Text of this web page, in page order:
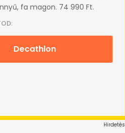
fa magon. 74 990 Ft.
Decathlon
Hirdetés